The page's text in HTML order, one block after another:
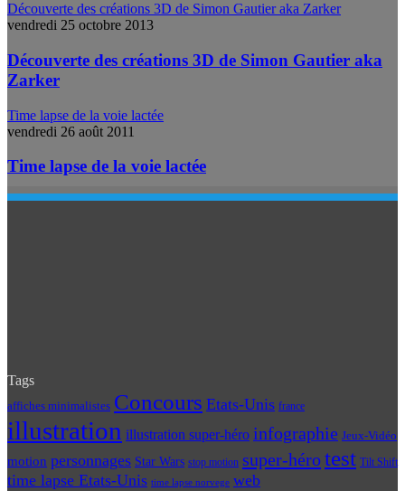
Découverte des créations 3D de Simon Gautier aka Zarker
vendredi 25 octobre 2013
Découverte des créations 3D de Simon Gautier aka
Zarker
Time lapse de la voie lactée
vendredi 26 août 2011
Time lapse de la voie lactée
Tags
affiches minimalistes Concours Etats-Unis france
illustration illustration super-héro infographie Jeux-Vidéo
motion personnages Star Wars stop motion super-hérotest Tilt Shift
time lapse Etats-Unis time lapse norvege web